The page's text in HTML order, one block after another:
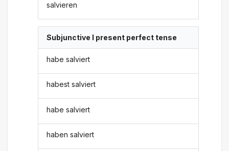
salvieren
Subjunctive I present perfect tense
habe salviert
habest salviert
habe salviert
haben salviert